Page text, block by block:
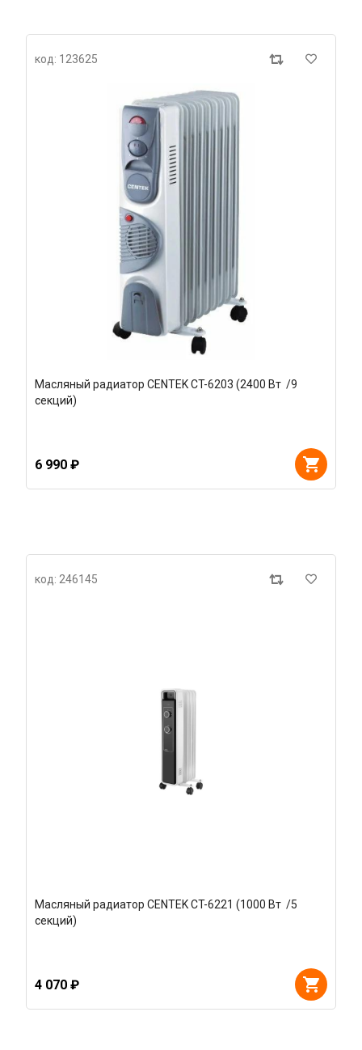
код: 123625
Масляный радиатор CENTEK CT-6203 (2400 Вт /9
секций)
6 990 ₽
код: 246145
Масляный радиатор CENTEK CT-6221 (1000 Вт /5
секций)
4 070 ₽